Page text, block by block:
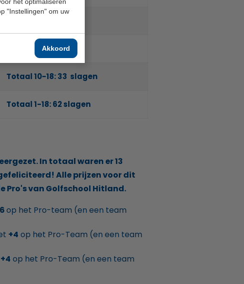
"Instellingen" om uw
Akkoord
Totaal 10-18: 33 slagen
Totaal 1-18: 62 slagen
In totaal waren er 13
Alle prijzen voor dit
Pro's van Golfschool Hitland.
op het Pro-team (en een team
+4 op het Pro-Team (en een team
+4 op het Pro-Team (en een team